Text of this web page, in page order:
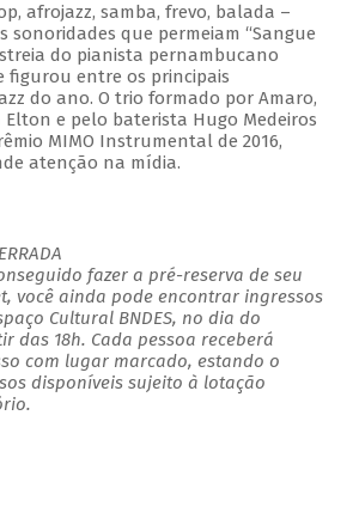
afrojazz, samba, frevo, balada –
sonoridades que permeiam “Sangue
do pianista pernambucano
figurou entre os principais
do ano. O trio formado por Amaro,
Elton e pelo baterista Hugo Medeiros
MIMO Instrumental de 2016,
atenção na mídia.
fazer a pré-reserva de seu
você ainda pode encontrar ingressos
Cultural BNDES, no dia do
das 18h. Cada pessoa receberá
com lugar marcado, estando o
disponíveis sujeito à lotação